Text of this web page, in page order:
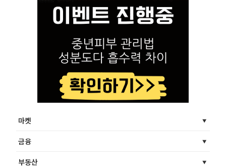
마켓
금융
부동산